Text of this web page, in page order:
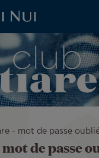
- mot de passe
de passe